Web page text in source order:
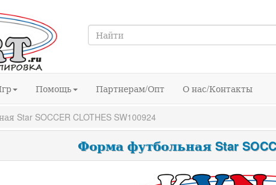
Помощь Партнерам/Опт О нас/Контакты
Star SOCCER CLOTHES SW100924
Форма футбольная Star